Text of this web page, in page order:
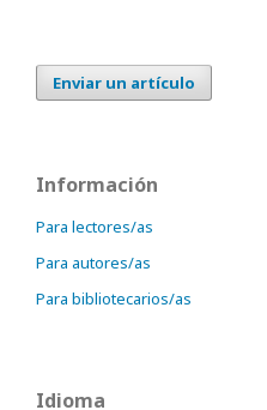
Enviar un artículo
Información
Para lectores/as
Para autores/as
Para bibliotecarios/as
Idioma